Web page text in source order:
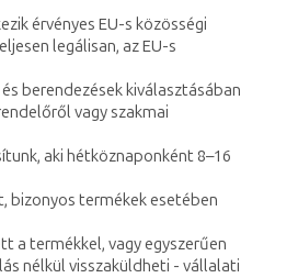
érvényes EU-s közösségi
legálisan, az EU-s
berendezések kiválasztásában
vagy szakmai
aki hétköznaponként 8–16
bizonyos termékek esetében
a termékkel, vagy egyszerűen
nélkül visszaküldheti - vállalati